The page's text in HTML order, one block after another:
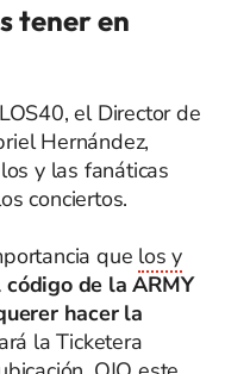
tener en
el Director de
Hernández,
y las fanáticas
conciertos.
que los y
de la ARMY
hacer la
la Ticketera